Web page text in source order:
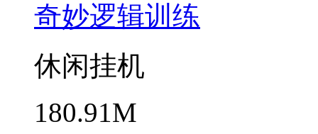
奇妙逻辑训练
休闲挂机
180.91M